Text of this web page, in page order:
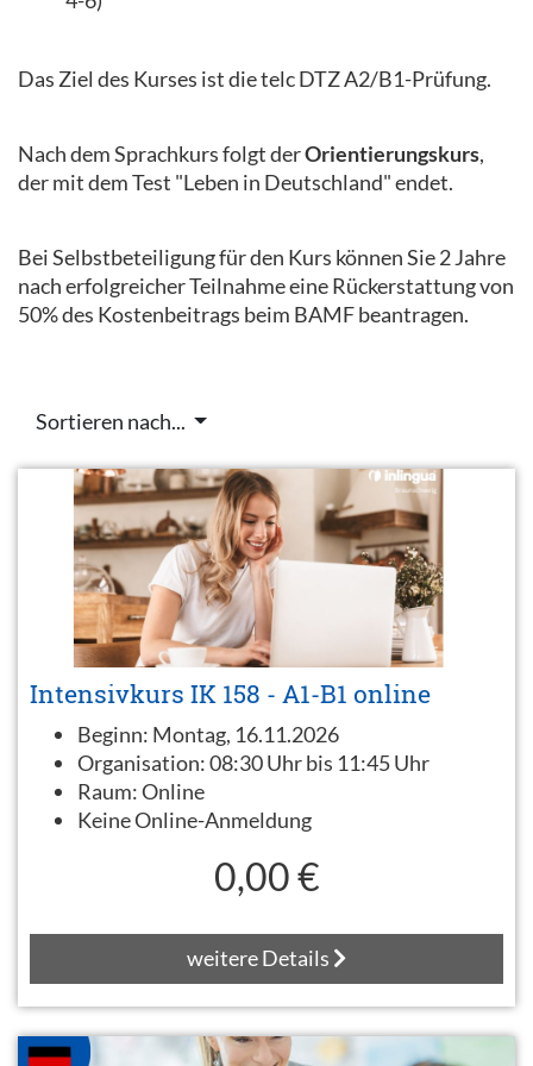
Das Ziel des Kurses ist die telc DTZ A2/B1-Prüfung.
Nach dem Sprachkurs folgt derOrientierungskurs,
der mit dem Test "Leben in Deutschland" endet.
Bei Selbstbeteiligung für den Kurs können Sie 2 Jahre
nach erfolgreicher Teilnahme eine Rückerstattung von
50% des Kostenbeitrags beim BAMF beantragen.
Sortieren nach...
Intensivkurs IK 158 - A1-B1 online
Beginn: Montag, 16.11.2026
Organisation:08:30 Uhr bis 11:45 Uhr
Raum:Online
Keine Online-Anmeldung
0,00 €
weitere Details